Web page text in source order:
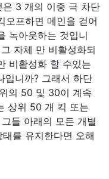
은 3 개의 이중 극 차단
오프하면 메인을 걷어
녹아웃하는 것입니
자체 만 비활성화되
비활성화 할 수있는
입니까? 그래서 하단
의 50 및 30이 계속
상위 50 개 킥 또는
들 아래의 모든 개별
를 유지한다면 오해